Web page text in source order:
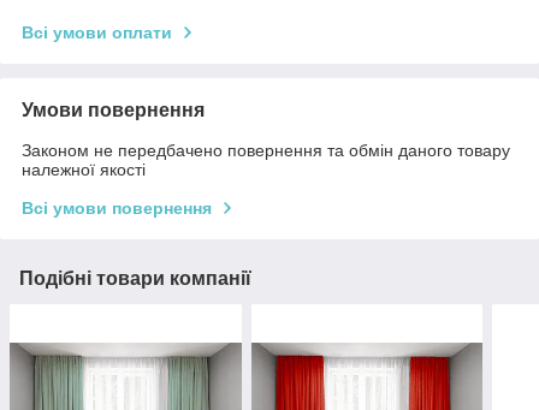
Всі умови оплати
Умови повернення
Законом не передбачено повернення та обмін даного товару
належної якості
Всі умови повернення
Подібні товари компанії